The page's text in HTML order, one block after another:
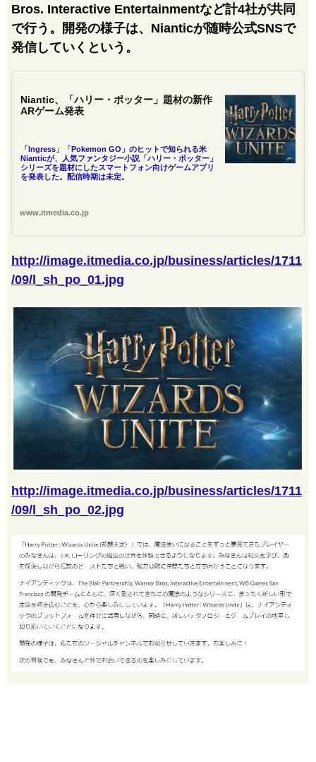
Bros. Interactive Entertainmentなど計4社が共同
で行う。開発の様子は、Nianticが随時公式SNSで
発信していくという。
Niantic、「ハリー・ポッター」題材の新作
ARゲーム発表
「Ingress」「Pokemon GO」のヒットで知られる米
Nianticが、人気ファンタジー小説「ハリー・ポッター」
シリーズを題材にしたスマートフォン向けゲームアプリ
を発表した。配信時期は未定。
www.itmedia.co.jp
http://image.itmedia.co.jp/business/articles/1711
/09/l_sh_po_01.jpg
http://image.itmedia.co.jp/business/articles/1711
/09/l_sh_po_02.jpg